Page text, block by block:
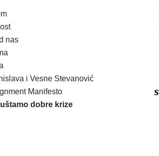
nas
i Vesne Stevanović
Manifesto
dobre krize